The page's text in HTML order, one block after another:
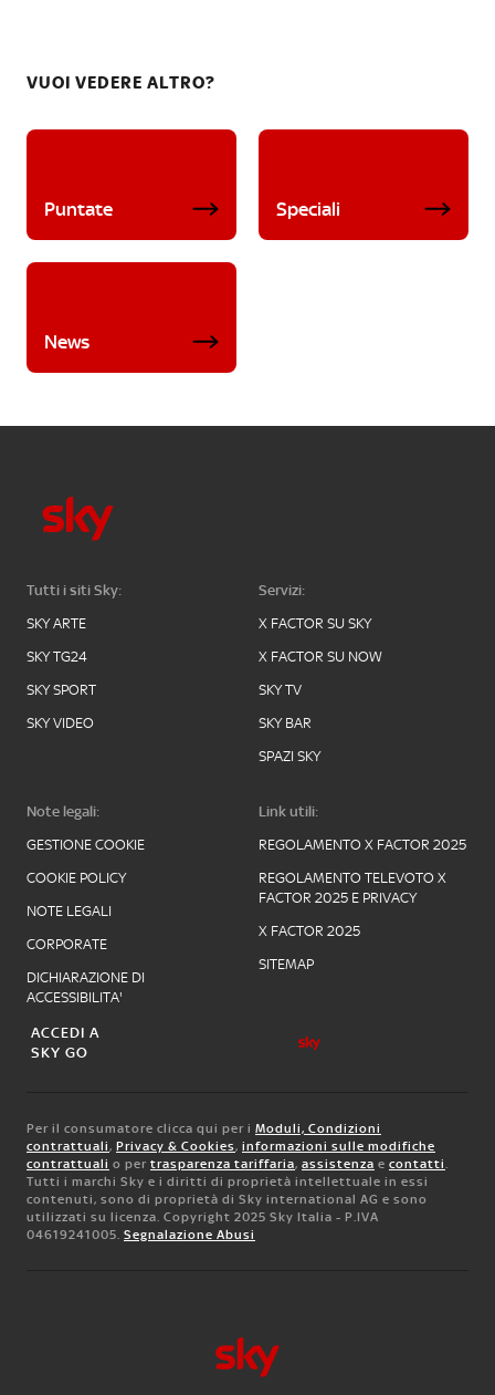
VUOI VEDERE ALTRO?
Puntate Speciali
News
Tutti i siti Sky:
SKY ARTE
SKY TG24
SKY SPORT
SKY VIDEO
Servizi:
X FACTOR SU SKY
X FACTOR SU NOW
SKY TV
SKY BAR
SPAZI SKY
Note legali:
GESTIONE COOKIE
COOKIE POLICY
NOTE LEGALI
CORPORATE
DICHIARAZIONE DI
ACCESSIBILITA'
Link utili:
REGOLAMENTO X FACTOR 2025
REGOLAMENTO TELEVOTO X
FACTOR 2025 E PRIVACY
X FACTOR 2025
SITEMAP
ACCEDI A
SKY GO
Per il consumatore clicca qui per i Moduli, Condizioni
contrattuali, Privacy & Cookies, informazioni sulle modifiche
contrattuali o per trasparenza tariffaria, assistenza e contatti.
Tutti i marchi Sky e i diritti di proprietà intellettuale in essi
contenuti, sono di proprietà di Sky international AG e sono
utilizzati su licenza. Copyright 2025 Sky Italia - P.IVA
04619241005. Segnalazione Abusi